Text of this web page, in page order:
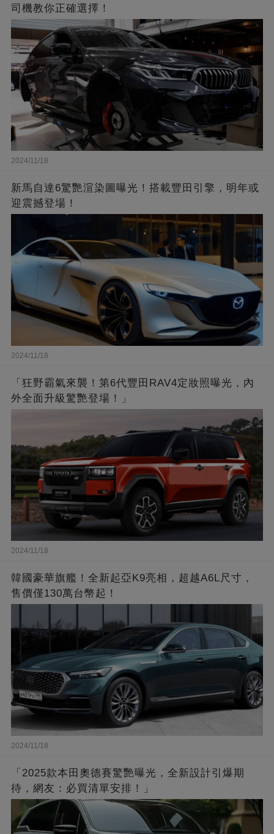
司機教你正確選擇！
2024/11/18
新馬自達6驚艷渲染圖曝光！搭載豐田引擎，明年或
迎震撼登場！
2024/11/18
「狂野霸氣來襲！第6代豐田RAV4定妝照曝光，內
外全面升級驚艷登場！」
2024/11/18
韓國豪華旗艦！全新起亞K9亮相，超越A6L尺寸，
售價僅130萬台幣起！
2024/11/18
「2025款本田奧德賽驚艷曝光，全新設計引爆期
待，網友：必買清單安排！」